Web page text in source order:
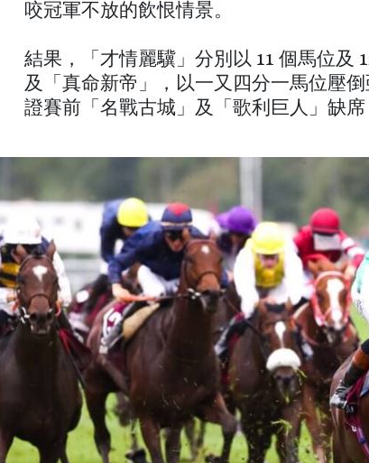
咬冠軍不放的飲恨情景。
結果，「才情麗驥」分別以 11 個馬位及
及「真命新帝」，以一又四分一馬位壓
證賽前「名戰古城」及「歌利巨人」缺席